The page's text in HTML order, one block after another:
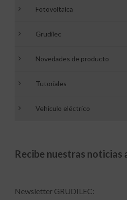
Fotovoltaica
Grudilec
Novedades de producto
Tutoriales
Vehículo eléctrico
Recibe nuestras noticias
Newsletter GRUDILEC: